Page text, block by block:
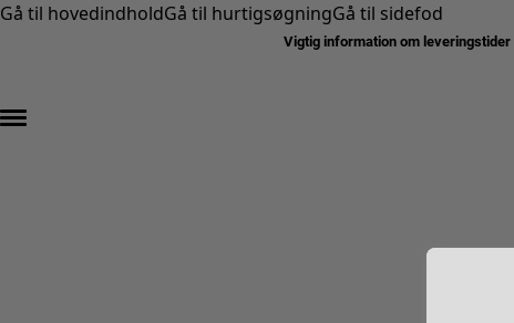
Gå til hovedindholdGå til hurtigsøgningGå til sidefod
Vigtig information om leveringstider